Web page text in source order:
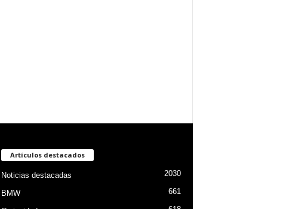
Artículos destacados
Noticias destacadas 2030
BMW 661